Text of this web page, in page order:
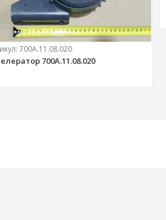
700А.11.08.020
700А.11.08.020